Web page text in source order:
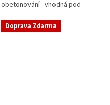
obetonování - vhodná pod
parkovací stání, komunikace
nebo do míst vyšším...
Doprava Zdarma